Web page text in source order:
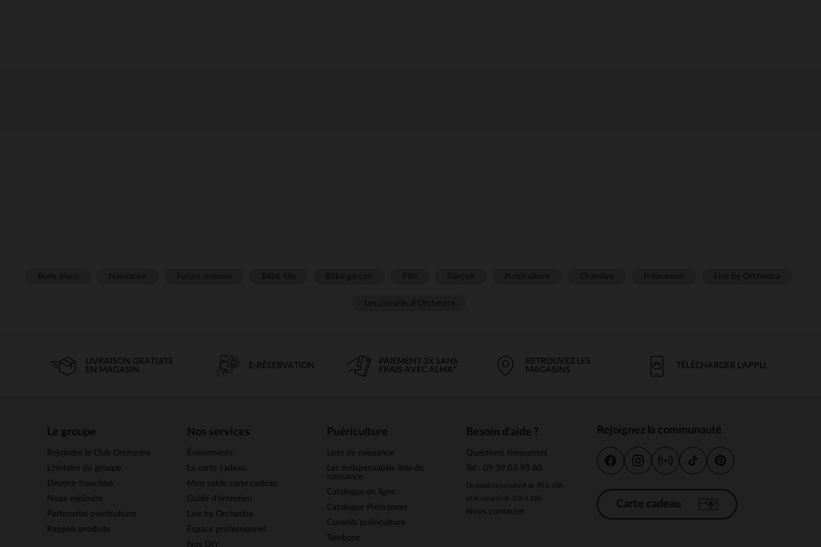
LIVRAISON GRATUITE
EN MAGASIN
E-RÉSERVATION
PAIEMENT 3X SANS
FRAIS AVEC ALMA*
RETROUVEZ LES
MAGASINS
TÉLÉCHARGER L'APPLI
Le groupe
Rejoindre le Club Orchestra
L’histoire du groupe
Devenir franchisé
Nous rejoindre
Partenariat puériculture
Rappels produits
Nos services
Évènements
La carte cadeau
Mon solde carte cadeau
Guide d'entretien
Live by Orchestra
Espace professionnel
Nos DIY
Puériculture
Liste de naissance
Les indispensables liste de
naissance
Catalogue en ligne
Catalogue Prémaman
Conseils puériculture
Tamboor
Besoin d'aide ?
Questions fréquentes
Tel : 09 39 03 93 80
Du lundi au vendredi de 9h à 18h
et le samedi de 10h à 18h
Nous contacter
Rejoignez la communauté
Carte cadeau